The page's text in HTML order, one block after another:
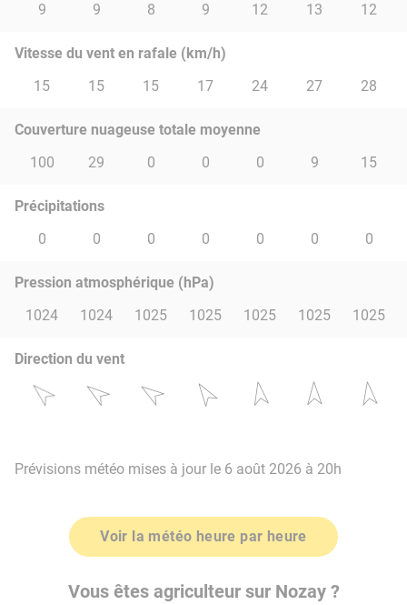
9
9 8 9 12 13 12
Vitesse du vent en rafale (km/h)
15
15 15 17 24 27 28
Couverture nuageuse totale moyenne
100
29 0 0 0 9 15
Précipitations
0
0 0 0 0 0 0
Pression atmosphérique (hPa)
1024
1024 1025 1025 1025 1025 1025
Direction du vent
Prévisions météo mises à jour le 6 août 2026 à 20h
Voir la météo heure par heure
Vous êtes agriculteur sur Nozay ?